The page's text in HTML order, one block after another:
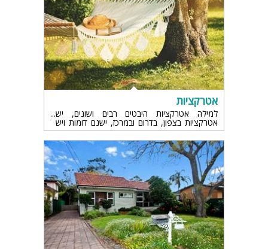
אטרקציות
למילה אטרקציות היבטים רבים ושונים, יש
אטרקציות בצפון, בדרום ובמרכז, ישנם דומות ויש
אלו השונות בין איזור לאזור, כמובן תלוי בסביבה, אם
יש ים או אין וכמובן אם יש איזור הררי, מדברי
וכדומה.